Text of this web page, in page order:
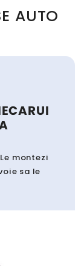
AUTO
montezi
sa le